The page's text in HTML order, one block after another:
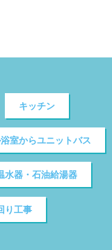
キッチン
室からユニットバス
水器・石油給湯器
り工事